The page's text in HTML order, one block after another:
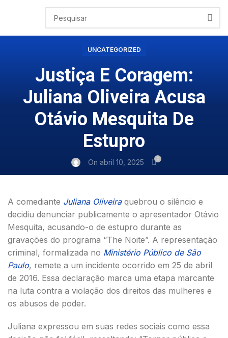
UNCATEGORIZED
Justiça E Coragem:
Juliana Oliveira Acusa
Otávio Mesquita De
Estupro
On abril 10, 2025 0
A comediante Juliana Oliveiraquebrou o silêncio e
decidiu denunciar publicamente o apresentador Otávio
Mesquita, acusando-o de estupro durante as
gravações do programa “The Noite”. A representação
criminal, formalizada no Ministério Público de São
Paulo, remete a um incidente ocorrido em 25 de abril
de 2016. Essa declaração marca uma etapa marcante
na luta contra a violação dos direitos das mulheres e
os abusos de poder.
Juliana expressou em suas redes sociais como essa